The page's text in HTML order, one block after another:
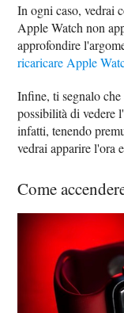
In ogni caso, vedrai
Apple Watch non
approfondire
ricaricare Apple
Infine, ti segnalo
possibilità di vedere
infatti, tenendo
vedrai apparire l'ora
Come